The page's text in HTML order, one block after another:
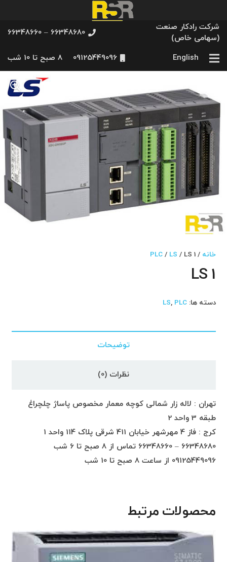
شرکت رادکار صنعت
(سهامی خاص)
66348680 – 66348660
English
09125449096 8 صبح تا 10 شب
خانه /
PLC/ LS / LS 1
LS 1
دسته ها: LS, PLC
توضیحات
نظرات (0)
تهران : لاله زار شمالی کوچه معمار مخصوص پاساژ چلچراغ
طبقه 3 واحد 2
کرج : فاز 4 مهرشهر خیابان 411 شرقی پلاک 114 واحد 1
66348680 – 66348660 تماس از 8 صبح تا 6 شب
09125449096 از ساعت 8 صبح تا 10 شب
محصولات مرتبط